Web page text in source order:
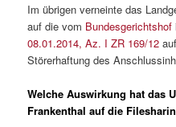
Im übrigen verneinte das
auf die vom Bundesgerichtshof
08.01.2014, Az. I ZR 169/12
Störerhaftung des
Welche Auswirkung hat das
Frankenthal auf die